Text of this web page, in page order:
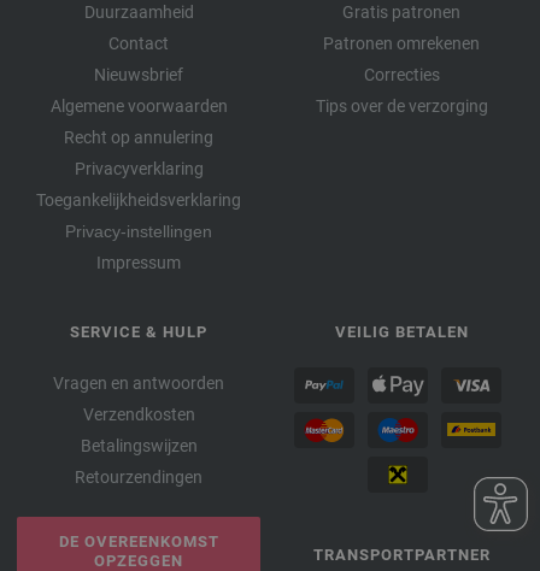
Duurzaamheid
Contact
Nieuwsbrief
Algemene voorwaarden
Recht op annulering
Privacyverklaring
Toegankelijkheidsverklaring
Privacy-instellingen
Impressum
Gratis patronen
Patronen omrekenen
Correcties
Tips over de verzorging
SERVICE & HULP
Vragen en antwoorden
Verzendkosten
Betalingswijzen
Retourzendingen
DE OVEREENKOMST
OPZEGGEN
VEILIG BETALEN
TRANSPORTPARTNER